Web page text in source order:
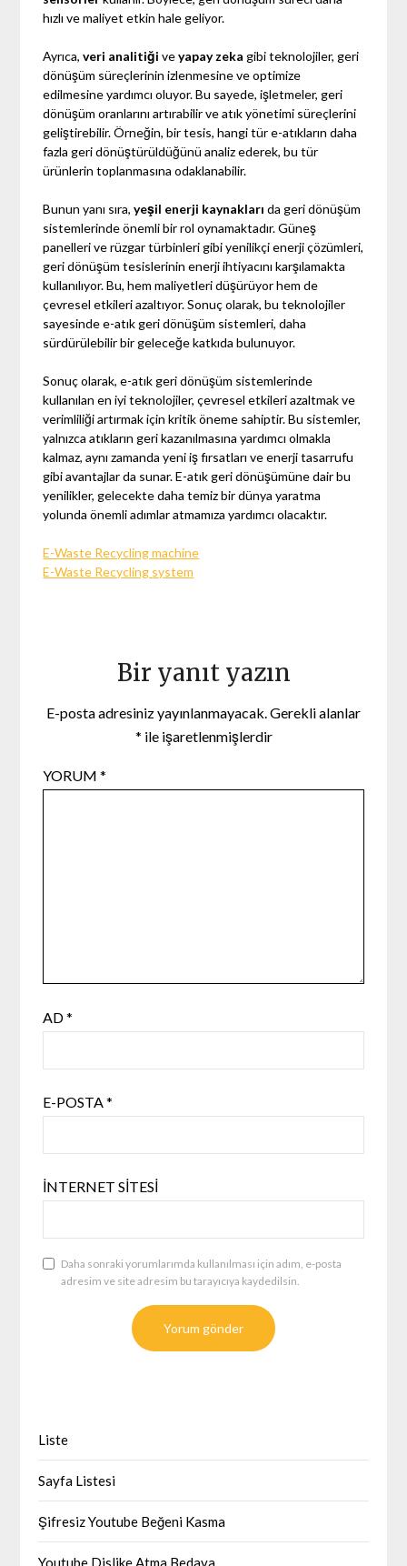
hızlı ve maliyet etkin hale geliyor.
Ayrıca,veri analitiği veyapay zeka gibi teknolojiler, geri
dönüşüm süreçlerinin izlenmesine ve optimize
edilmesine yardımcı oluyor. Bu sayede, işletmeler, geri
dönüşüm oranlarını artırabilir ve atık yönetimi süreçlerini
geliştirebilir. Örneğin, bir tesis, hangi tür e-atıkların daha
fazla geri dönüştürüldüğünü analiz ederek, bu tür
ürünlerin toplanmasına odaklanabilir.
Bunun yanı sıra,yeşil enerji kaynakları da geri dönüşüm
sistemlerinde önemli bir rol oynamaktadır. Güneş
panelleri ve rüzgar türbinleri gibi yenilikçi enerji çözümleri,
geri dönüşüm tesislerinin enerji ihtiyacını karşılamakta
kullanılıyor. Bu, hem maliyetleri düşürüyor hem de
çevresel etkileri azaltıyor. Sonuç olarak, bu teknolojiler
sayesinde e-atık geri dönüşüm sistemleri, daha
sürdürülebilir bir geleceğe katkıda bulunuyor.
Sonuç olarak, e-atık geri dönüşüm sistemlerinde
kullanılan en iyi teknolojiler, çevresel etkileri azaltmak ve
verimliliği artırmak için kritik öneme sahiptir. Bu sistemler,
yalnızca atıkların geri kazanılmasına yardımcı olmakla
kalmaz, aynı zamanda yeni iş fırsatları ve enerji tasarrufu
gibi avantajlar da sunar. E-atık geri dönüşümüne dair bu
yenilikler, gelecekte daha temiz bir dünya yaratma
yolunda önemli adımlar atmamıza yardımcı olacaktır.
E-Waste Recycling machine
E-Waste Recycling system
Bir yanıt yazın
E-posta adresiniz yayınlanmayacak. Gerekli alanlar
* ile işaretlenmişlerdir
YORUM*
AD*
E-POSTA*
İNTERNET SITESI
Daha sonraki yorumlarımda kullanılması için adım, e-posta
adresim ve site adresim bu tarayıcıya kaydedilsin.
Liste
Sayfa Listesi
Şifresiz Youtube Beğeni Kasma
Youtube Dislike Atma Bedava